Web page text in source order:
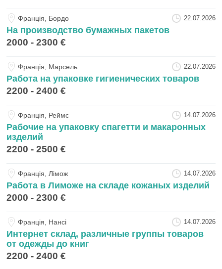
Францiя, Бордо 22.07.2026
На производство бумажных пакетов
2000 - 2300 €
Францiя, Марсель 22.07.2026
Работа на упаковке гигиенических товаров
2200 - 2400 €
Францiя, Реймс 14.07.2026
Рабочие на упаковку спагетти и макаронных
изделий
2200 - 2500 €
Францiя, Лімож 14.07.2026
Работа в Лиможе на складе кожаных изделий
2000 - 2300 €
Францiя, Нансі 14.07.2026
Интернет склад, различные группы товаров
от одежды до книг
2200 - 2400 €